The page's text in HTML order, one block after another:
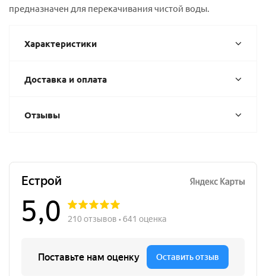
предназначен для перекачивания чистой воды.
Характеристики
Доставка и оплата
Отзывы